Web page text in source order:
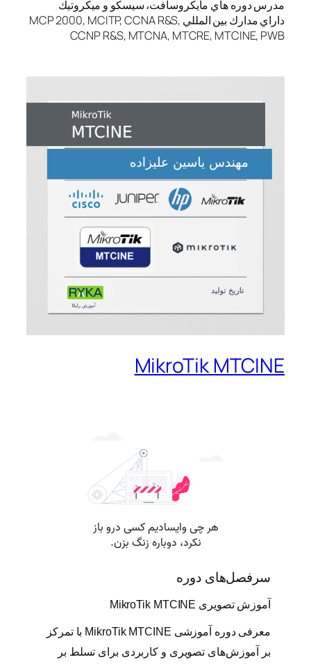
مدرس دوره هاي مايكروسافت، سيسكو و ميكروتيك
داراي مدارك بين المللي MCP 2000, MCITP, CCNA R&S,
CCNP R&S, MTCNA, MTCRE, MTCINE, PWB
MikroTik MTCINE
سرفصل‌های دوره
آموزش تصویری MikroTik MTCINE
معرفی دوره آموزشی MikroTik MTCINE با تمرکز
بر آموزش‌های تصویری و کاربردی برای تسلط بر